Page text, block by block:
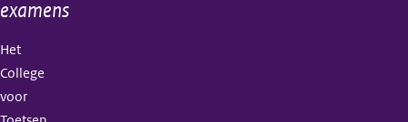
examens
Het
College
voor